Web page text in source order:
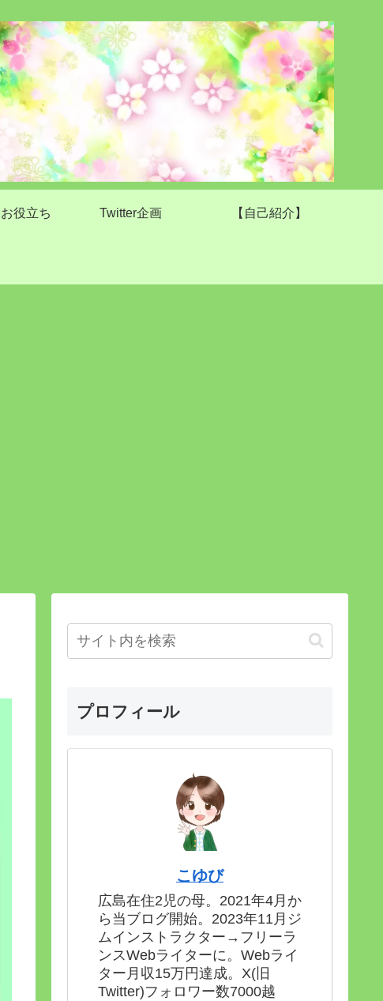
役立ち Twitter企画 【自己紹介】
プロフィール
こゆび
広島在住2児の母。2021年4月か
ら当ブログ開始。2023年11月ジ
ムインストラクター→フリーラ
ンスWebライターに。Webライ
ター月収15万円達成。X(旧
Twitter)フォロワー数7000越